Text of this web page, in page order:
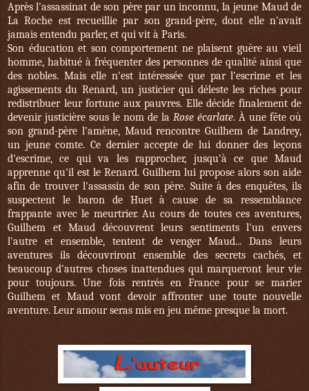
Après l'assassinat de son père par un inconnu, la jeune Maud de
La Roche est recueillie par son grand-père, dont elle n'avait
jamais entendu parler, et qui vit à Paris.
Son éducation et son comportement ne plaisent guère au vieil
homme, habitué à fréquenter des personnes de qualité ainsi que
des nobles. Mais elle n'est intéressée que par l'escrime et les
agissements du Renard, un justicier qui déleste les riches pour
redistribuer leur fortune aux pauvres. Elle décide finalement de
devenir justicière sous le nom de la Rose écarlate. À une fête où
son grand-père l'amène, Maud rencontre Guilhem de Landrey,
un jeune comte. Ce dernier accepte de lui donner des leçons
d'escrime, ce qui va les rapprocher, jusqu'à ce que Maud
apprenne qu'il est le Renard. Guilhem lui propose alors son aide
afin de trouver l'assassin de son père. Suite à des enquêtes, ils
suspectent le baron de Huet à cause de sa ressemblance
frappante avec le meurtrier. Au cours de toutes ces aventures,
Guilhem et Maud découvrent leurs sentiments l'un envers
l'autre et ensemble, tentent de venger Maud... Dans leurs
aventures ils découvriront ensemble des secrets cachés, et
beaucoup d'autres choses inattendues qui marqueront leur vie
pour toujours. Une fois rentrés en France pour se marier
Guilhem et Maud vont devoir affronter une toute nouvelle
aventure. Leur amour seras mis en jeu même presque la mort.